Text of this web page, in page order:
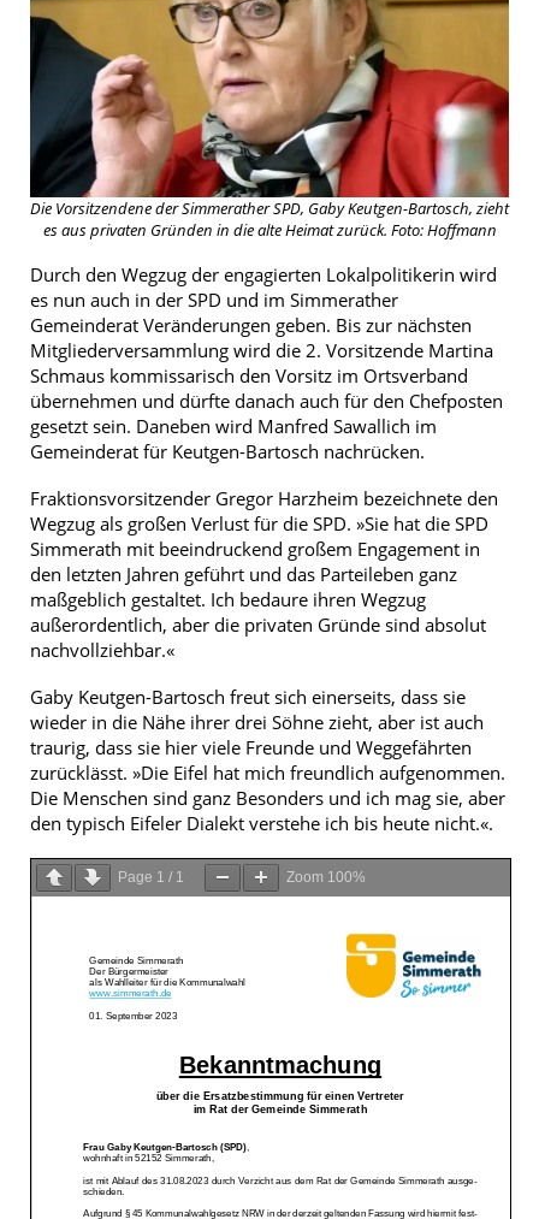
Die Vorsitzendene der Simmerather SPD, Gaby Keutgen-Bartosch, zieht
es aus privaten Gründen in die alte Heimat zurück. Foto: Hoffmann
Durch den Wegzug der engagierten Lokalpolitikerin wird
es nun auch in der SPD und im Simmerather
Gemeinderat Veränderungen geben. Bis zur nächsten
Mitgliederversammlung wird die 2. Vorsitzende Martina
Schmaus kommissarisch den Vorsitz im Ortsverband
übernehmen und dürfte danach auch für den Chefposten
gesetzt sein. Daneben wird Manfred Sawallich im
Gemeinderat für Keutgen-Bartosch nachrücken.
Fraktionsvorsitzender Gregor Harzheim bezeichnete den
Wegzug als großen Verlust für die SPD. »Sie hat die SPD
Simmerath mit beeindruckend großem Engagement in
den letzten Jahren geführt und das Parteileben ganz
maßgeblich gestaltet. Ich bedaure ihren Wegzug
außerordentlich, aber die privaten Gründe sind absolut
nachvollziehbar.«
Gaby Keutgen-Bartosch freut sich einerseits, dass sie
wieder in die Nähe ihrer drei Söhne zieht, aber ist auch
traurig, dass sie hier viele Freunde und Weggefährten
zurücklässt. »Die Eifel hat mich freundlich aufgenommen.
Die Menschen sind ganz Besonders und ich mag sie, aber
den typisch Eifeler Dialekt verstehe ich bis heute nicht.«.
Page 1 / 1 Zoom 100%